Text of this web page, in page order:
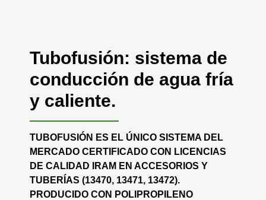
Tubofusión: sistema de
conducción de agua fría
y caliente.
TUBOFUSIÓN ES EL ÚNICO SISTEMA DEL
MERCADO CERTIFICADO CON LICENCIAS
DE CALIDAD IRAM EN ACCESORIOS Y
TUBERÍAS (13470, 13471, 13472).
PRODUCIDO CON POLIPROPILENO